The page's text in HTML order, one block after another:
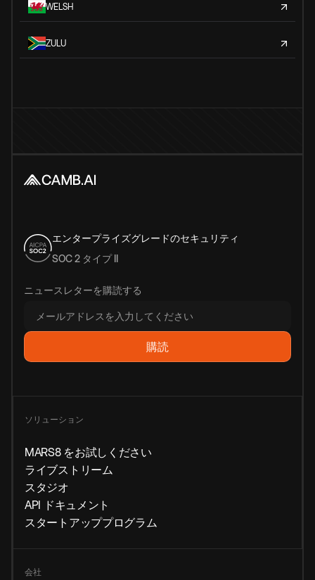
WELSH
ZULU
エンタープライズグレードのセキュリティ
SOC 2 タイプ II
ニュースレターを購読する
ソリューション
MARS8 をお試しください
ライブストリーム
スタジオ
API ドキュメント
スタートアッププログラム
会社